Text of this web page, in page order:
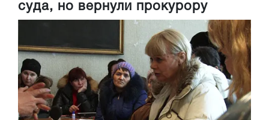
суда, но вернули прокурору